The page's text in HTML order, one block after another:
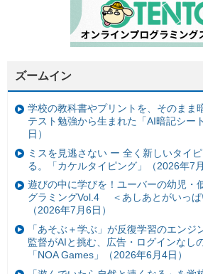
ズームイン
学校の教科書やプリントを、そのまま
テスト勉強から生まれた「AI暗記シー
日）
ミスを見逃さない ー 全く新しいタイ
る。「カケルタイピング」（2026年7月
遊びの中に学びを！ユーバーの幼児・
グラミングVol.4 ＜あしあとがいっぱ
（2026年7月6日）
「あそぶ＋学ぶ」が反復学習のエン
監督がAIと挑む、広告・ログインなし
「NOA Games」（2026年6月4日）